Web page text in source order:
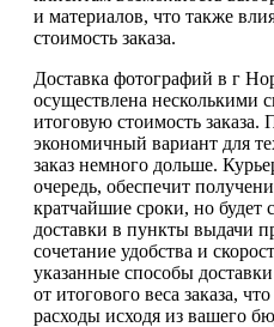
и материалов, что также
стоимость заказа.
Доставка фотографий в г
осуществлена
итоговую стоимость заказа.
экономичный вариант для
заказ немного дольше.
очередь, обеспечит
кратчайшие сроки, но будет
доставки в пункты выдачи
сочетание удобства и
указанные способы
от итогового веса заказа,
расходы исходя из вашего